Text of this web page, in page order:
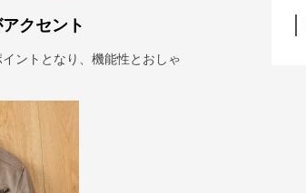
クセント
ントとなり、機能性とおしゃ